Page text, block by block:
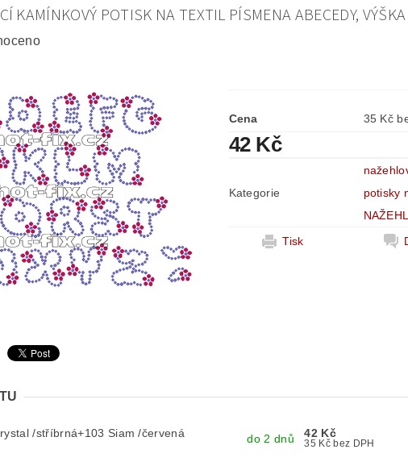
KAMÍNKOVÝ POTISK NA TEXTIL PÍSMENA ABECEDY,
Cena 35
42 Kč
Kategorie
potisky
Tisk
/stříbrná+103 Siam /červená
do 2 dnů 42 Kč
35 Kč bez DPH